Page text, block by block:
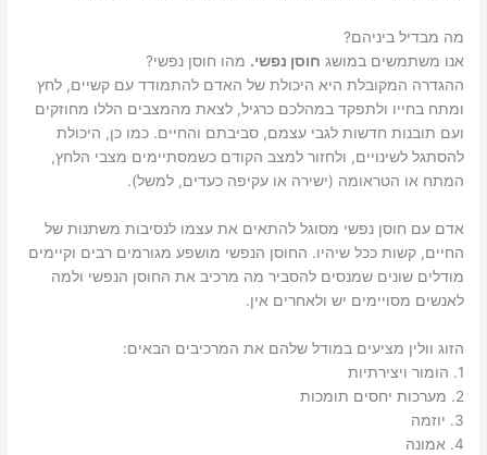
מה מבדיל ביניהם?
אנו משתמשים במושג חוסן נפשי. מהו חוסן נפשי?
ההגדרה המקובלת היא היכולת של האדם להתמודד עם קשיים, לחץ
ומתח בחייו ולתפקד במהלכם כרגיל, לצאת מהמצבים הללו מחוזקים
ועם תובנות חדשות לגבי עצמם, סביבתם והחיים. כמו כן, היכולת
להסתגל לשינויים, ולחזור למצב הקודם כשמסתיימים מצבי הלחץ,
המתח או הטראומה (ישירה או עקיפה כעדים, למשל).
אדם עם חוסן נפשי מסוגל להתאים את עצמו לנסיבות משתנות של
החיים, קשות ככל שיהיו. החוסן הנפשי מושפע מגורמים רבים וקיימים
מודלים שונים שמנסים להסביר מה מרכיב את החוסן הנפשי ולמה
לאנשים מסויימים יש ולאחרים אין.
הזוג וולין מציעים במודל שלהם את המרכיבים הבאים:
1. הומור ויצירתיות
2. מערכות יחסים תומכות
3. יוזמה
4. אמונה